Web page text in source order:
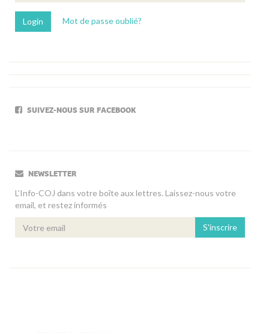
Mot de passe oublié?
SUIVEZ-NOUS SUR FACEBOOK
NEWSLETTER
L’Info-COJ dans votre boîte aux lettres. Laissez-nous votre
email, et restez informés
S'inscrire